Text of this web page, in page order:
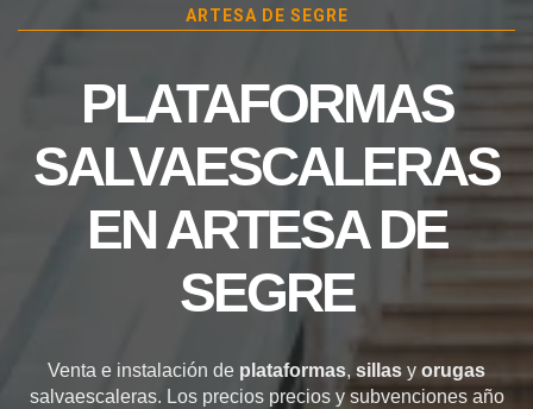
ARTESA DE SEGRE
PLATAFORMAS
SALVAESCALERAS
ENARTESA DE
SEGRE
Venta e instalación de plataformas, sillas y orugas
salvaescaleras. Los precios precios y subvenciones año